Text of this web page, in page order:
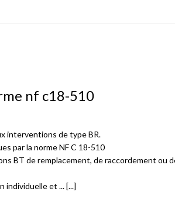
nf c18-510
interventions de type BR.
par la norme NF C 18-510
BT de remplacement, de raccordement ou
individuelle et ... [...]